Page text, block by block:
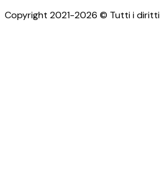
Copyright 2021-2026 © Tutti i diritti